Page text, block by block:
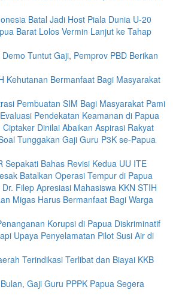
Batal Jadi Host Piala Dunia U-20
Barat Lolos Vermin Lanjut ke Tahap
Tuntut Gaji, Pemprov PBD Berikan
Kehutanan Bermanfaat Bagi Masyarakat
Pembuatan SIM Bagi Masyarakat Pami
Pendekatan Keamanan di Papua
Dinilai Abaikan Aspirasi Rakyat
Tunggakan Gaji Guru P3K se-Papua
Sepakati Bahas Revisi Kedua UU ITE
Batalkan Operasi Tempur di Papua
Filep Apresiasi Mahasiswa KKN STIH
Migas Harus Bermanfaat Bagi Warga
Korupsi di Papua Diskriminatif
Upaya Penyelamatan Pilot Susi Air di
Terindikasi Terlibat dan Biayai KKB
Gaji Guru PPPK Papua Segera